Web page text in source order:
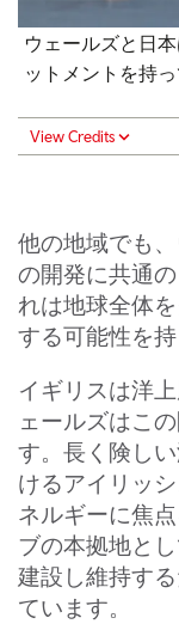
ウェールズと日
ットメントを持っ
View Credits
他の地域でも
の開発に共通
れは地球全体
する可能性を持
イギリスは洋
ェールズはこ
す。長く険し
けるアイリッ
ネルギーに焦
ブの本拠地と
建設し維持す
ています。